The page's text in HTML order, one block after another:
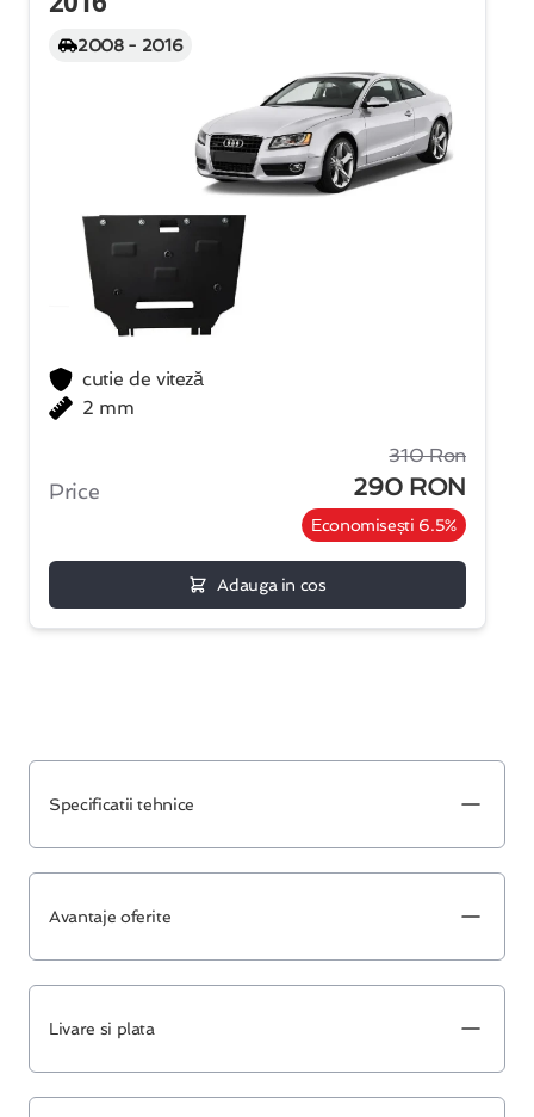
2008 - 2016
cutie de viteză
2 mm
Price
310 Ron
290 RON
Economisești 6.5%
Adauga in cos
Specificatii tehnice
Avantaje oferite
Livare si plata